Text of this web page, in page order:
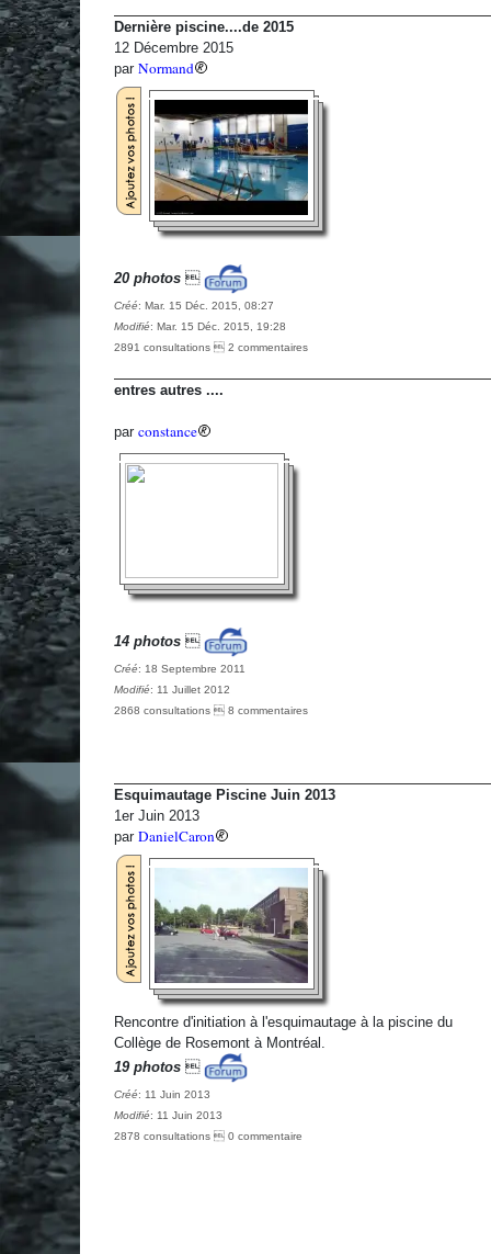
Dernière piscine....de 2015
12 Décembre 2015
par Normand
20 photos
Créé: Mar. 15 Déc. 2015, 08:27
Modifié: Mar. 15 Déc. 2015, 19:28
2891 consultations  2 commentaires
entres autres ....
par constance
14 photos
Créé: 18 Septembre 2011
Modifié: 11 Juillet 2012
2868 consultations  8 commentaires
Esquimautage Piscine Juin 2013
1er Juin 2013
par DanielCaron
Rencontre d'initiation à l'esquimautage à la piscine du
Collège de Rosemont à Montréal.
19 photos
Créé: 11 Juin 2013
Modifié: 11 Juin 2013
2878 consultations  0 commentaire